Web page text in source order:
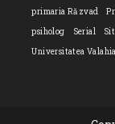
primaria Răzvad
psiholog
Serial
Universitatea Valahia